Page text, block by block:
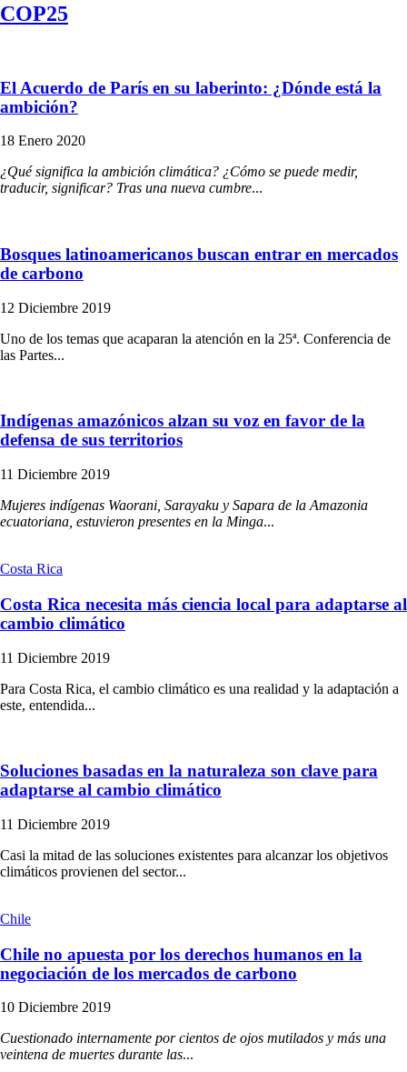
COP25
El Acuerdo de París en su laberinto: ¿Dónde está la
ambición?
18 Enero 2020
¿Qué significa la ambición climática? ¿Cómo se puede medir,
traducir, significar? Tras una nueva cumbre...
Bosques latinoamericanos buscan entrar en mercados
de carbono
12 Diciembre 2019
Uno de los temas que acaparan la atención en la 25ª. Conferencia de
las Partes...
Indígenas amazónicos alzan su voz en favor de la
defensa de sus territorios
11 Diciembre 2019
Mujeres indígenas Waorani, Sarayaku y Sapara de la Amazonia
ecuatoriana, estuvieron presentes en la Minga...
Costa Rica
Costa Rica necesita más ciencia local para adaptarse al
cambio climático
11 Diciembre 2019
Para Costa Rica, el cambio climático es una realidad y la adaptación a
este, entendida...
Soluciones basadas en la naturaleza son clave para
adaptarse al cambio climático
11 Diciembre 2019
Casi la mitad de las soluciones existentes para alcanzar los objetivos
climáticos provienen del sector...
Chile
Chile no apuesta por los derechos humanos en la
negociación de los mercados de carbono
10 Diciembre 2019
Cuestionado internamente por cientos de ojos mutilados y más una
veintena de muertes durante las...